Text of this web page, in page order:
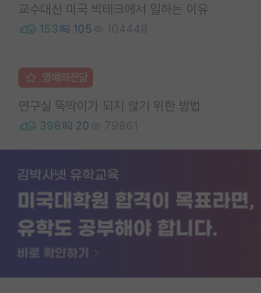
교수대신 미국 빅테크에서 일하는 이유
153 105 104448
명예의전당
연구실 뚝딱이가 되지 않기 위한 방법
398 20 79861